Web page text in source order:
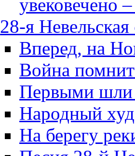
увековечено
28-я Невельская
Вперед, на
Война
Первыми шли
Народный
На берегу